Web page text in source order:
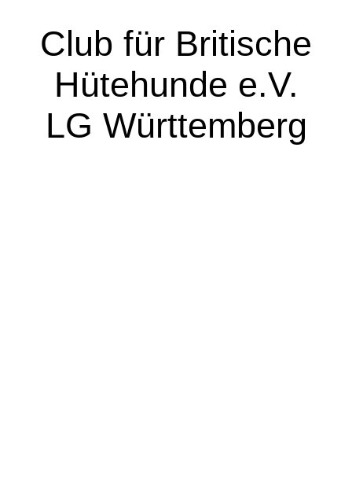
Club für Britische
Hütehunde e.V.
LG Württemberg